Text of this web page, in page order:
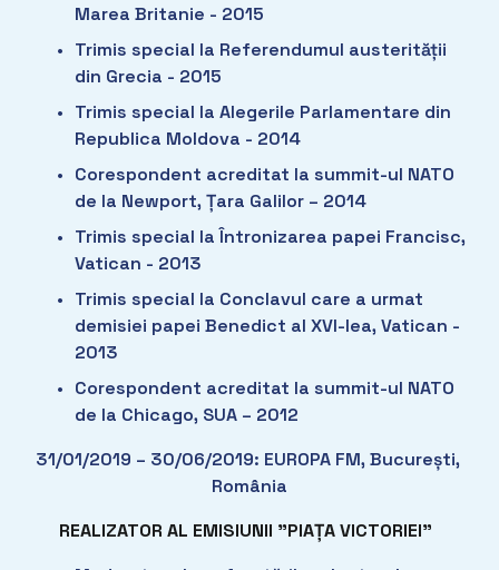
Marea Britanie - 2015
Trimis special la Referendumul austerității
din Grecia - 2015
Trimis special la Alegerile Parlamentare din
Republica Moldova - 2014
Corespondent acreditat la summit-ul NATO
de la Newport, Țara Galilor – 2014
Trimis special la Întronizarea papei Francisc,
Vatican - 2013
Trimis special la Conclavul care a urmat
demisiei papei Benedict al XVI-lea, Vatican -
2013
Corespondent acreditat la summit-ul NATO
de la Chicago, SUA – 2012
31/01/2019 – 30/06/2019: EUROPA FM, București,
România
REALIZATOR AL EMISIUNII ”PIAȚA VICTORIEI”